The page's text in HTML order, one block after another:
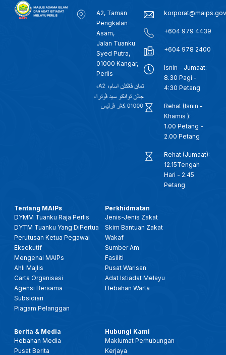
A2, Taman
Pengkalan
Asam,
Jalan Tuanku
Syed Putra,
01000 Kangar,
Perlis
+604 979 4439
+604 978 2400
Isnin - Jumaat:
8.30 Pagi -
4:30 Petang
Rehat (Isnin -
Khamis ):
1.00 Petang -
2.00 Petang
Rehat (Jumaat):
12.15Tengah
Hari - 2.45
Petang
Tentang MAIPs
DYMM Tuanku Raja Perlis
DYTM Tuanku Yang DiPertua
Perutusan Ketua Pegawai
Eksekutif
Mengenai MAIPs
Ahli Majlis
Carta Organisasi
Agensi Bersama
Subsidiari
Piagam Pelanggan
Perkhidmatan
Jenis-Jenis Zakat
Skim Bantuan Zakat
Wakaf
Sumber Am
Fasiliti
Pusat Warisan
Adat Istiadat Melayu
Hebahan Warta
Berita & Media
Hebahan Media
Pusat Berita
Hubungi Kami
Maklumat Perhubungan
Kerjaya